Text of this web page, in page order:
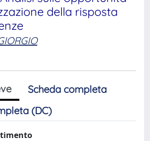
della risposta
Scheda completa
(DC)